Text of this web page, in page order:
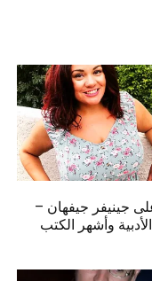
جينيفر جيفهان –
وأشهر الكتب